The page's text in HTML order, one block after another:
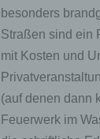
besonders
Straßen sind ein
mit Kosten und
(auf denen dann
Feuerwerk im